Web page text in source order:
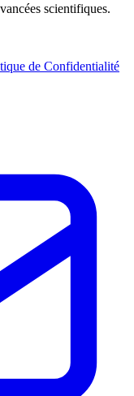
scientifiques.
de Confidentialité